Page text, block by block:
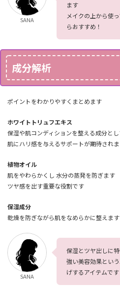
SANA
ます
メイクの上から使
らおすすめ！
成分解析
ポイントをわかりやすくまとめます
ホワイトトリュフエキス
保湿や肌コンディションを整える成分と
肌にハリ感を与えるサポートが期待され
植物オイル
肌をやわらかくし 水分の蒸発を防ぎます
ツヤ感を出す重要な役割です
保湿成分
乾燥を防ぎながら肌をなめらかに整えます
SANA
保湿とツヤ出しに
強い美容効果とい
げするアイテムです